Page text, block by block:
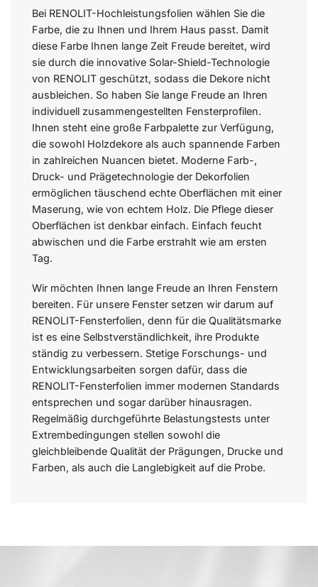
Bei RENOLIT-Hochleistungsfolien wählen Sie die
Farbe, die zu Ihnen und Ihrem Haus passt. Damit
diese Farbe Ihnen lange Zeit Freude bereitet, wird
sie durch die innovative Solar-Shield-Technologie
von RENOLIT geschützt, sodass die Dekore nicht
ausbleichen. So haben Sie lange Freude an Ihren
individuell zusammengestellten Fensterprofilen.
Ihnen steht eine große Farbpalette zur Verfügung,
die sowohl Holzdekore als auch spannende Farben
in zahlreichen Nuancen bietet. Moderne Farb-,
Druck- und Prägetechnologie der Dekorfolien
ermöglichen täuschend echte Oberflächen mit einer
Maserung, wie von echtem Holz. Die Pflege dieser
Oberflächen ist denkbar einfach. Einfach feucht
abwischen und die Farbe erstrahlt wie am ersten
Tag.
Wir möchten Ihnen lange Freude an Ihren Fenstern
bereiten. Für unsere Fenster setzen wir darum auf
RENOLIT-Fensterfolien, denn für die Qualitätsmarke
ist es eine Selbstverständlichkeit, ihre Produkte
ständig zu verbessern. Stetige Forschungs- und
Entwicklungsarbeiten sorgen dafür, dass die
RENOLIT-Fensterfolien immer modernen Standards
entsprechen und sogar darüber hinausragen.
Regelmäßig durchgeführte Belastungstests unter
Extrembedingungen stellen sowohl die
gleichbleibende Qualität der Prägungen, Drucke und
Farben, als auch die Langlebigkeit auf die Probe.